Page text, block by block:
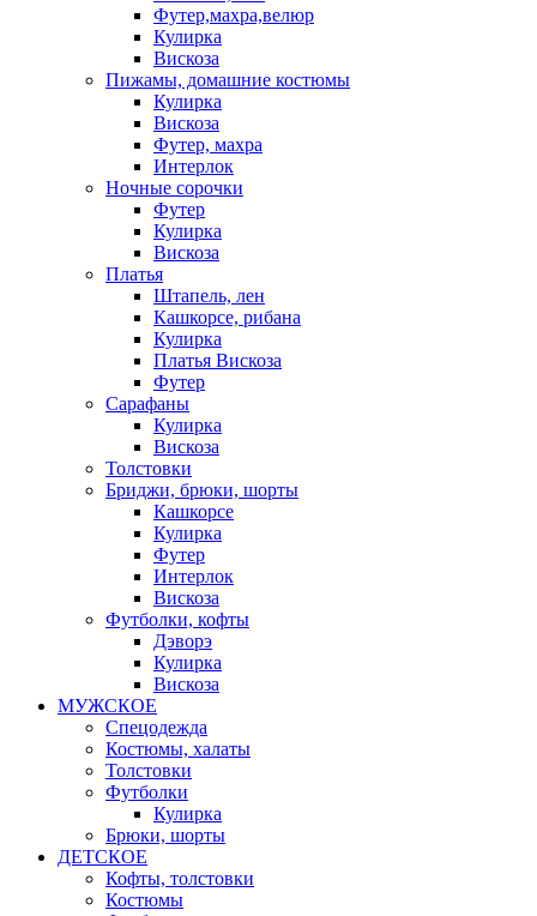
Футер,махра,велюр
Кулирка
Вискоза
Пижамы, домашние костюмы
Кулирка
Вискоза
Футер, махра
Интерлок
Ночные сорочки
Футер
Кулирка
Вискоза
Платья
Штапель, лен
Кашкорсе, рибана
Кулирка
Платья Вискоза
Футер
Сарафаны
Кулирка
Вискоза
Толстовки
Бриджи, брюки, шорты
Кашкорсе
Кулирка
Футер
Интерлок
Вискоза
Футболки, кофты
Дэворэ
Кулирка
Вискоза
МУЖСКОЕ
Спецодежда
Костюмы, халаты
Толстовки
Футболки
Кулирка
Брюки, шорты
ДЕТСКОЕ
Кофты, толстовки
Костюмы